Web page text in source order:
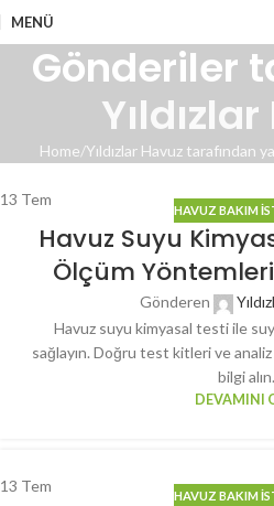
MENÜ
Gönderiler
Home Yıldızlar Havuz tarafından
13 Tem
HAVUZ BAKIM
Havuz Suyu
Ölçüm
Gönderen
Havuz suyu kimyasal testi ile
sağlayın. Doğru test kitleri ve
bilgi alın.
DEVAMINI
13 Tem
HAVUZ BAKIM